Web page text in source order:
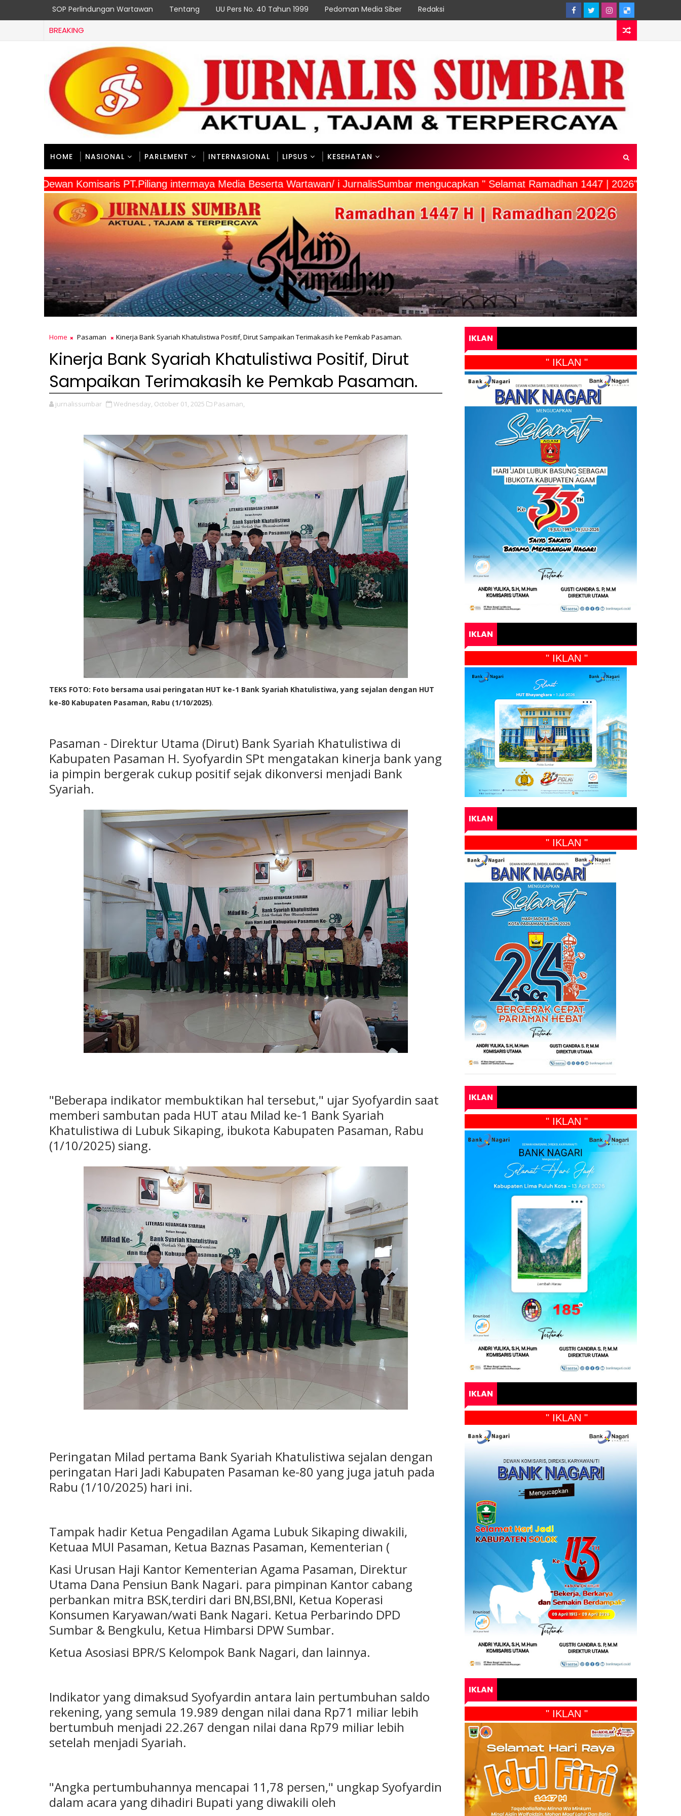
SOP Perlindungan Wartawan Tentang UU Pers No. 40 Tahun 1999 Pedoman Media Siber Redaksi
BREAKING
HOME NASIONAL PARLEMENT INTERNASIONAL LIPSUS KESEHATAN
" Dewan Komisaris PT.Piliang intermaya Media Beserta Wartawan/ i JurnalisSumbar mengucapkan " Selamat Ramadhan 1447 | 2026"
Home Pasaman Kinerja Bank Syariah Khatulistiwa Positif, Dirut Sampaikan Terimakasih ke Pemkab Pasaman.
Kinerja Bank Syariah Khatulistiwa Positif, Dirut
Sampaikan Terimakasih ke Pemkab Pasaman.
jurnalissumbar Wednesday, October 01, 2025 Pasaman,
TEKS FOTO: Foto bersama usai peringatan HUT ke-1 Bank Syariah Khatulistiwa, yang sejalan dengan HUT
ke-80 Kabupaten Pasaman, Rabu (1/10/2025).
Pasaman - Direktur Utama (Dirut) Bank Syariah Khatulistiwa di
Kabupaten Pasaman H. Syofyardin SPt mengatakan kinerja bank yang
ia pimpin bergerak cukup positif sejak dikonversi menjadi Bank
Syariah.
"Beberapa indikator membuktikan hal tersebut," ujar Syofyardin saat
memberi sambutan pada HUT atau Milad ke-1 Bank Syariah
Khatulistiwa di Lubuk Sikaping, ibukota Kabupaten Pasaman, Rabu
(1/10/2025) siang.
Peringatan Milad pertama Bank Syariah Khatulistiwa sejalan dengan
peringatan Hari Jadi Kabupaten Pasaman ke-80 yang juga jatuh pada
Rabu (1/10/2025) hari ini.
Tampak hadir Ketua Pengadilan Agama Lubuk Sikaping diwakili,
Ketuaa MUI Pasaman, Ketua Baznas Pasaman, Kementerian (
Kasi Urusan Haji Kantor Kementerian Agama Pasaman, Direktur
Utama Dana Pensiun Bank Nagari. para pimpinan Kantor cabang
perbankan mitra BSK,terdiri dari BN,BSI,BNI, Ketua Koperasi
Konsumen Karyawan/wati Bank Nagari. Ketua Perbarindo DPD
Sumbar & Bengkulu, Ketua Himbarsi DPW Sumbar.
Ketua Asosiasi BPR/S Kelompok Bank Nagari, dan lainnya.
Indikator yang dimaksud Syofyardin antara lain pertumbuhan saldo
rekening, yang semula 19.989 dengan nilai dana Rp71 miliar lebih
bertumbuh menjadi 22.267 dengan nilai dana Rp79 miliar lebih
setelah menjadi Syariah.
"Angka pertumbuhannya mencapai 11,78 persen," ungkap Syofyardin
dalam acara yang dihadiri Bupati yang diwakili oleh
IKLAN
" IKLAN "
IKLAN
" IKLAN "
IKLAN
" IKLAN "
IKLAN
" IKLAN "
IKLAN
" IKLAN "
IKLAN
" IKLAN "